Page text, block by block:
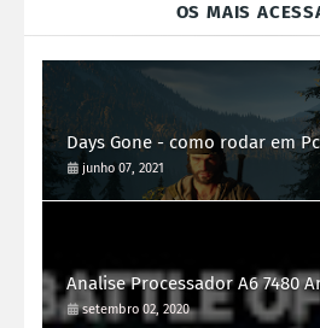
OS MAIS
Days Gone - como rodar em
junho 07, 2021
Analise Processador A6 7480
setembro 02, 2020